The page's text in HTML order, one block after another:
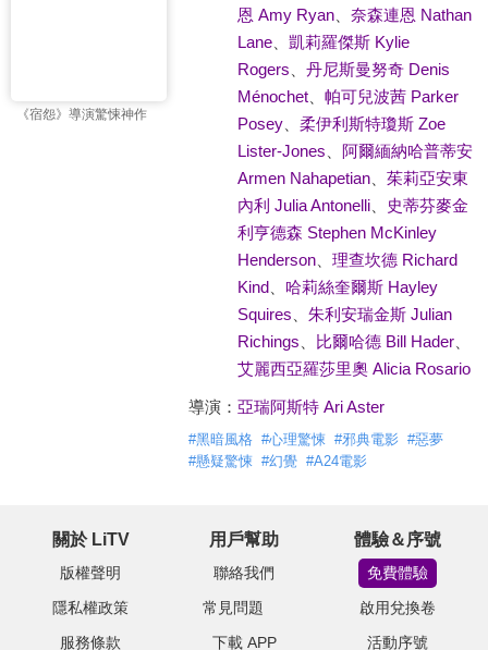
《宿怨》導演驚悚神作
恩 Amy Ryan、 奈森連恩 Nathan
Lane、 凱莉羅傑斯 Kylie
Rogers
丹尼斯曼努奇 Denis
Ménochet、 帕可兒波茜 Parker
Posey、 柔伊利斯特瓊斯 Zoe
Lister-Jones
阿爾緬納哈普蒂安
Armen Nahapetian、 茱莉亞安東
內利 Julia Antonelli、
史蒂芬麥金
利亨德森 Stephen McKinley
Henderson、 理查坎德 Richard
Kind、 哈莉絲奎爾斯 Hayley
Squires
朱利安瑞金斯 Julian
Richings
比爾哈德 Bill Hader、
艾麗西亞羅莎里奧 Alicia Rosario
導演： 亞瑞阿斯特 Ari Aster
#黑暗風格 #心理驚悚 #邪典電影 #惡夢
#懸疑驚悚 #幻覺 #A24電影
關於 LiTV
版權聲明
隱私權政策
服務條款
用戶幫助
聯絡我們
常見問題
下載 APP
體驗＆序號
免費體驗
啟用兌換卷
活動序號